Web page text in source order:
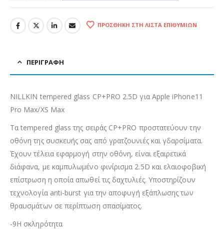
ΠΡΟΣΘΉΚΗ ΣΤΗ ΛΊΣΤΑ ΕΠΙΘΥΜΙΏΝ
ΠΕΡΙΓΡΑΦΉ
NILLKIN tempered glass CP+PRO 2.5D για Apple iPhone11
Pro Max/XS Max
Τα tempered glass της σειράς CP+PRO προστατεύουν την
οθόνη της συσκευής σας από γρατζουνιές και γδαρσίματα.
Έχουν τέλεια εφαρμογή στην οθόνη, είναι εξαιρετικά
διάφανα, με καμπυλωμένο φινίρισμα 2.5D και ελαιοφοβική
επίστρωση η οποία απωθεί τις δαχτυλιές. Υποστηρίζουν
τεχνολογία anti-burst για την αποφυγή εξάπλωσης των
θραυσμάτων σε περίπτωση σπασίματος.
-9H σκληρότητα